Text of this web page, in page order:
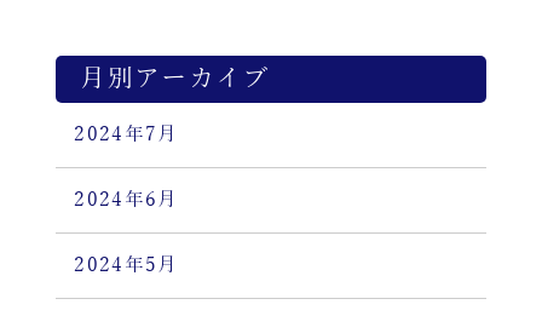
月別アーカイブ
2024年7月
2024年6月
2024年5月